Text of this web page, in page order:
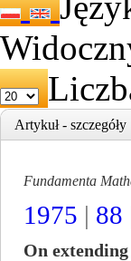
Artykuł - szczegóły
Fundamenta
1975 | 88
On